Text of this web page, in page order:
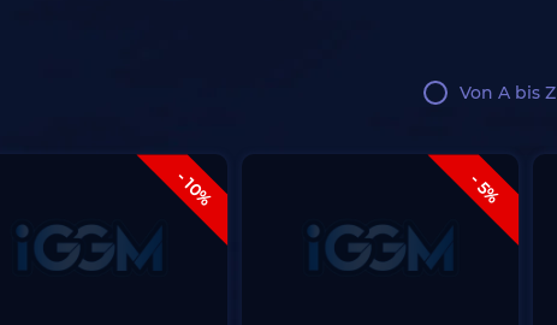
Von A bis Z
- 10% - 5%